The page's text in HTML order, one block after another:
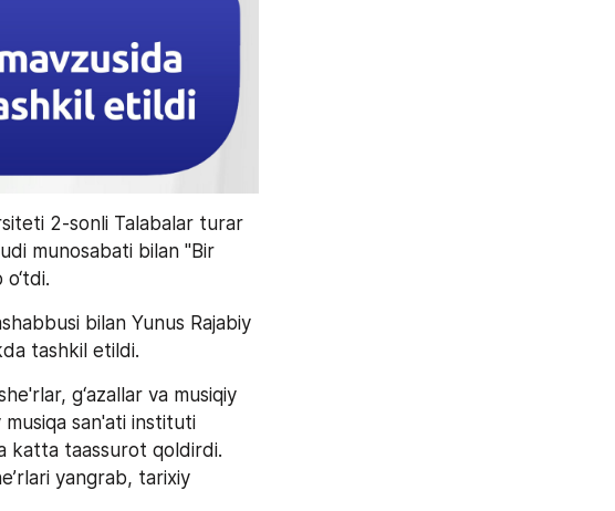
2-sonli Talabalar turar
munosabati bilan "Bir
bilan Yunus Rajabiy
tashkil etildi.
g‘azallar va musiqiy
musiqa san'ati instituti
katta taassurot qoldirdi.
yangrab, tarixiy